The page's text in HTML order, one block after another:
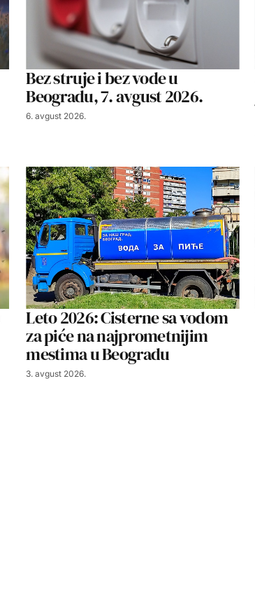
Bez struje i bez vode u
Beogradu, 7. avgust 2026.
6. avgust 2026.
Leto 2026: Cisterne sa vodom
za piće na najprometnijim
mestima u Beogradu
3. avgust 2026.